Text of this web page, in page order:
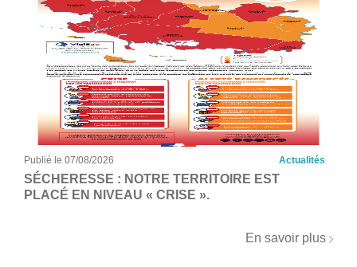
Publié le 07/08/2026 Actualités
SÉCHERESSE : NOTRE TERRITOIRE EST
PLACÉ EN NIVEAU « CRISE ».
En savoir plus